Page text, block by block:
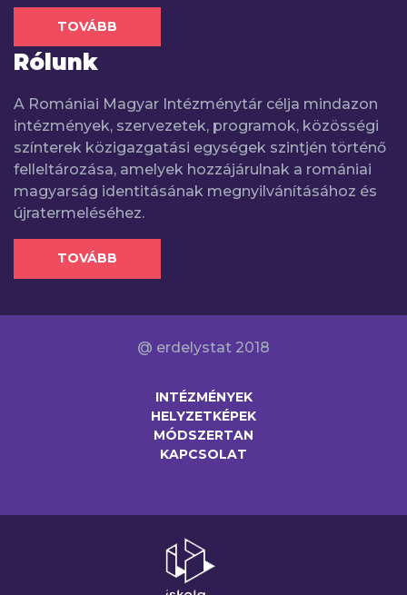
TOVÁBB
Rólunk
A Romániai Magyar Intézménytár célja mindazon
intézmények, szervezetek, programok, közösségi
színterek közigazgatási egységek szintjén történő
felleltározása, amelyek hozzájárulnak a romániai
magyarság identitásának megnyilvánításához és
újratermeléséhez.
TOVÁBB
@ erdelystat 2018
INTÉZMÉNYEK
HELYZETKÉPEK
MÓDSZERTAN
KAPCSOLAT